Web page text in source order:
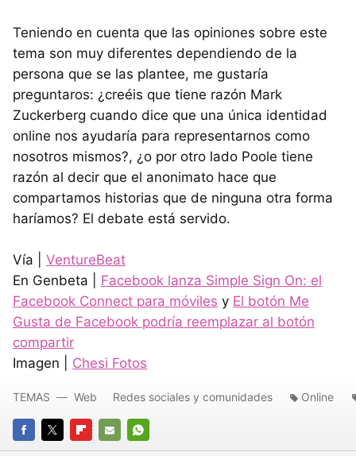
Teniendo en cuenta que las opiniones sobre este
tema son muy diferentes dependiendo de la
persona que se las plantee, me gustaría
preguntaros: ¿creéis que tiene razón Mark
Zuckerberg cuando dice que una única identidad
online nos ayudaría para representarnos como
nosotros mismos?, ¿o por otro lado Poole tiene
razón al decir que el anonimato hace que
compartamos historias que de ninguna otra forma
haríamos? El debate está servido.
Vía | VentureBeat
En Genbeta | Facebook lanza Simple Sign On: el
Facebook Connect para móviles y El botón Me
Gusta de Facebook podría reemplazar al botón
compartir
Imagen | Chesi Fotos
FACEBOOK
TWITTERFLIPBOARD
E- WHATSAPP
TEMAS Web Redes sociales y comunidades Online